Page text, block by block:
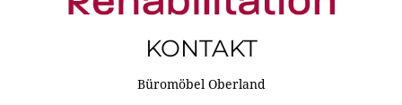
KONTAKT
Büromöbel Oberland